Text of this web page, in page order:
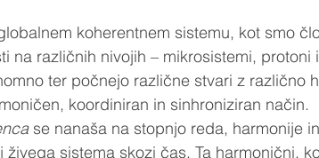
koherentnem sistemu, kot smo
na različnih nivojih – mikrosistemi, protoni
ter počnejo različne stvari z različno
koordiniran in sinhroniziran način.
se nanaša na stopnjo reda, harmonije
živega sistema skozi čas. Ta harmonični,